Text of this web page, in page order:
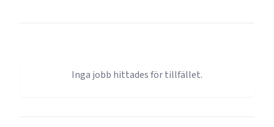
Inga jobb hittades för tillfället.